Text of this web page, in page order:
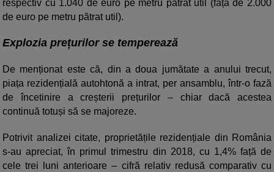
respectiv cu 1.040 de euro pe metru pătrat util (față de 2.000
de euro pe metru pătrat util).
Explozia prețurilor se temperează
De menționat este că, din a doua jumătate a anului trecut,
piața rezidențială autohtonă a intrat, per ansamblu, într-o fază
de încetinire a creșterii prețurilor – chiar dacă acestea
continuă totuși să se majoreze.
Potrivit analizei citate, proprietățile rezidențiale din România
s-au apreciat, în primul trimestru din 2018, cu 1,4% față de
cele trei luni anterioare – cifră relativ redusă comparativ cu